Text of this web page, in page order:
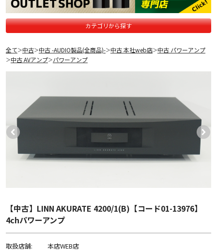
カテゴリから探す
全て＞中古＞中古 -AUDIO製品(全商品)-＞中古 本社web店＞中古 パワーアンプ
＞中古 AVアンプ＞パワーアンプ
【中古】LINN AKURATE 4200/1(B)【コード01-13976】
4chパワーアンプ
取扱店舗:
本店WEB店